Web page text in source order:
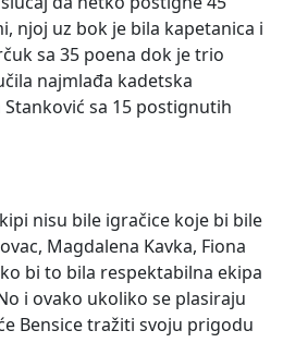
njoj uz bok je bila kapetanica i
sa 35 poena dok je trio
najmlađa kadetska
sa 15 postignutih
nisu bile igračice koje bi bile
Magdalena Kavka, Fiona
bi to bila respektabilna ekipa
i ovako ukoliko se plasiraju
Bensice tražiti svoju prigodu